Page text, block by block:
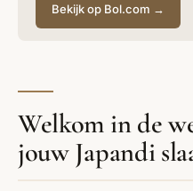
Bekijk op Bol.com →
Welkom in de
jouw Japandi